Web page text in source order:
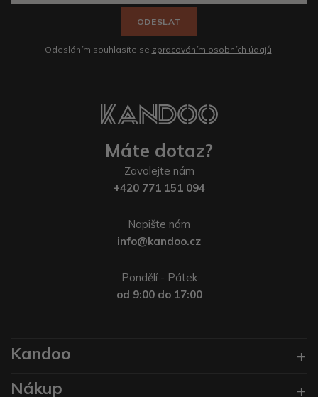
ODESLAT
Odesláním souhlasíte se zpracováním osobních údajů.
Máte dotaz?
Zavolejte nám
+420 771 151 094
Napište nám
info@kandoo.cz
Pondělí - Pátek
od 9:00 do 17:00
Kandoo
Nákup